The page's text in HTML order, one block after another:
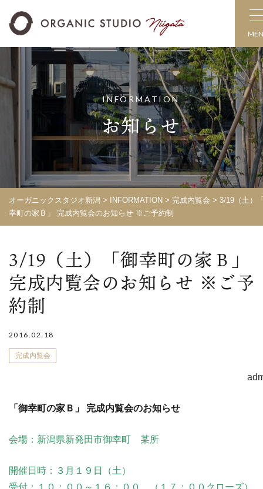
INFORMATION
お知らせ
オーガニックスタジオ新潟 > INFORMATION > 完成内覧会 > 3/19（土）
幸町の家Ｂ」 完成内覧会のお知らせ ※ご予約制
3/19（土）「御幸町の家Ｂ」
完成内覧会のお知らせ ※ご予
約制
2016.02.18
完成内覧会
「御幸町の家Ｂ」 完成内覧会のお知らせ
会場：新潟県新発田市御幸町 某所
開催日時：３月１９日（土）